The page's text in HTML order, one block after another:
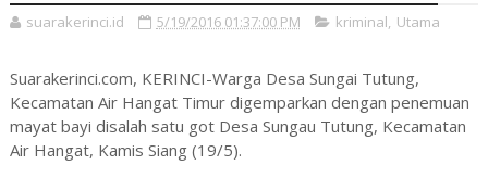
suarakerinci.id 5/19/2016 01:37:00 PM kriminal, Utama
Suarakerinci.com, KERINCI-Warga Desa Sungai Tutung,
Kecamatan Air Hangat Timur digemparkan dengan penemuan
mayat bayi disalah satu got Desa Sungau Tutung, Kecamatan
Air Hangat, Kamis Siang (19/5).